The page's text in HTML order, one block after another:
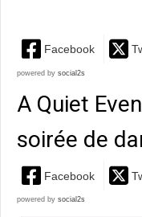
Facebook
powered by social2s
A Quiet
soirée de
Facebook
powered by social2s